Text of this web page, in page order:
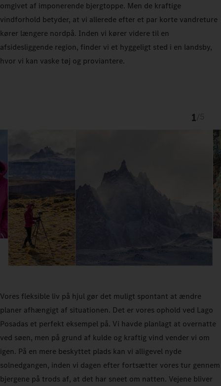
omgivet af imponerende bjergtoppe. Men de kraftige
vindforhold betyder, at vi allerede efter et par korte vandreture
kører længere nordpå. Inden vi kører videre til en
afsidesliggende region, finder vi et hyggeligt sted i en landsby,
hvor vi kan vaske tøj og proviantere.
1
Vores fleksible liv på hjul gør det muligt spontant at ændre
planer afhængigt af situationen. Det er vores ophold ved Lago
Posadas et perfekt eksempel på. Vi havde planlagt at overnatte
ved søen, men på grund af kulde og kraftig vind vender vi om
igen. På en mere beskyttet plads kan vi alligevel nyde
solnedgangen, inden vi dagen efter fortsætter vores tur gennem
bjergene på trods af, at det har sneet om natten. Vejene bliver